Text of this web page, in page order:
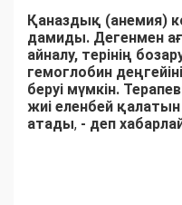
Қаназдық (анемия)
дамиды. Дегенмен
айналу, терінің
гемоглобин
беруі мүмкін.
жиі еленбей қалатын
атады, - деп